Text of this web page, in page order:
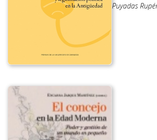
Puyadas